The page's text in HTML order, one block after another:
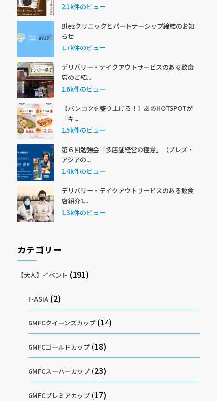
2.1k件のビュー
Blezクリニックとパートナーシップ締結のお知
らせ
1.7k件のビュー
デリバリー・テイクアウトサービスのある飲食
店のご紹...
1.6k件のビュー
【バンコクを盛り上げろ！】あのHOTSPOTが
「キ...
1.5k件のビュー
第６回勉強会「多店舗経営の極意」（ブレズ・
アジアの...
1.4k件のビュー
デリバリー・テイクアウトサービスのある飲食
店紹介1...
1.3k件のビュー
カテゴリー
【大人】イベント (191)
F-ASIA (2)
GMFCクイーンズカップ (14)
GMFCゴールドカップ (18)
GMFCスーパーカップ (23)
GMFCプレミアカップ (17)